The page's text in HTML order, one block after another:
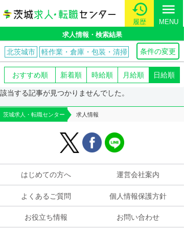
履歴
menu
MENU
求人情報・検索結果
条件の変更
北茨城市 軽作業・倉庫・包装・清掃
おすすめ順 新着順 時給順 月給順 日給順
該当する記事が見つかりませんでした。
茨城求人・転職センター 求人情報
はじめての方へ 運営会社案内
よくあるご質問 個人情報保護方針
お役立ち情報 お問い合わせ